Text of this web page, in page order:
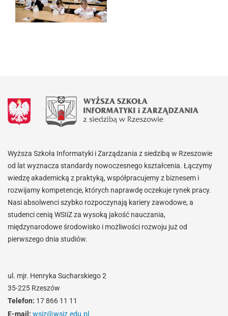
Wyższa Szkoła Informatyki i Zarządzania z siedzibą w Rzeszowie
od lat wyznacza standardy nowoczesnego kształcenia. Łączymy
wiedzę akademicką z praktyką, współpracujemy z biznesem i
rozwijamy kompetencje, których naprawdę oczekuje rynek pracy.
Nasi absolwenci szybko rozpoczynają kariery zawodowe, a
studenci cenią WSIiZ za wysoką jakość nauczania,
międzynarodowe środowisko i możliwości rozwoju już od
pierwszego dnia studiów.
ul. mjr. Henryka Sucharskiego 2
35-225 Rzeszów
Telefon: 17 866 11 11
E-mail: wsiz@wsiz.edu.pl